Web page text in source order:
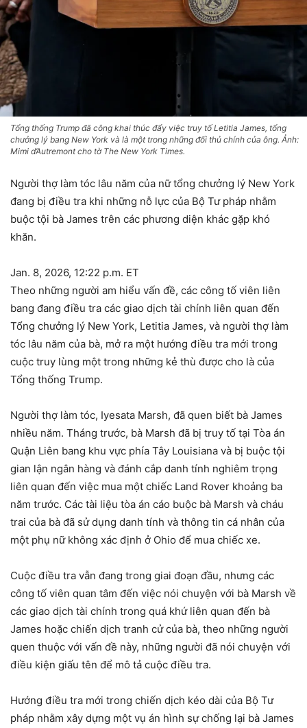
Tổng thống Trump đã công khai thúc đẩy việc truy tố Letitia James, tổng
chưởng lý bang New York và là một trong những đối thủ chính của ông. Ảnh:
Mimi d’Autremont cho tờ The New York Times.
Người thợ làm tóc lâu năm của nữ tổng chưởng lý New York
đang bị điều tra khi những nỗ lực của Bộ Tư pháp nhằm
buộc tội bà James trên các phương diện khác gặp khó
khăn.
Jan. 8, 2026, 12:22 p.m. ET
Theo những người am hiểu vấn đề, các công tố viên liên
bang đang điều tra các giao dịch tài chính liên quan đến
Tổng chưởng lý New York, Letitia James, và người thợ làm
tóc lâu năm của bà, mở ra một hướng điều tra mới trong
cuộc truy lùng một trong những kẻ thù được cho là của
Tổng thống Trump.
Người thợ làm tóc, Iyesata Marsh, đã quen biết bà James
nhiều năm. Tháng trước, bà Marsh đã bị truy tố tại Tòa án
Quận Liên bang khu vực phía Tây Louisiana và bị buộc tội
gian lận ngân hàng và đánh cắp danh tính nghiêm trọng
liên quan đến việc mua một chiếc Land Rover khoảng ba
năm trước. Các tài liệu tòa án cáo buộc bà Marsh và cháu
trai của bà đã sử dụng danh tính và thông tin cá nhân của
một phụ nữ không xác định ở Ohio để mua chiếc xe.
Cuộc điều tra vẫn đang trong giai đoạn đầu, nhưng các
công tố viên quan tâm đến việc nói chuyện với bà Marsh về
các giao dịch tài chính trong quá khứ liên quan đến bà
James hoặc chiến dịch tranh cử của bà, theo những người
quen thuộc với vấn đề này, những người đã nói chuyện với
điều kiện giấu tên để mô tả cuộc điều tra.
Hướng điều tra mới trong chiến dịch kéo dài của Bộ Tư
pháp nhằm xây dựng một vụ án hình sự chống lại bà James